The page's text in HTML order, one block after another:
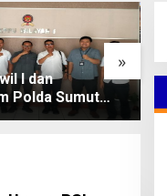
»
I dan
Polda Sumut
dan Harga